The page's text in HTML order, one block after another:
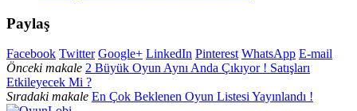
Paylaş
Facebook Twitter Google+ LinkedIn Pinterest WhatsApp E-mail
Önceki makale 2 Büyük Oyun Aynı Anda Çıkıyor ! Satışları
Etkileyecek Mi ?
Sıradaki makale En Çok Beklenen Oyun Listesi Yayınlandı !